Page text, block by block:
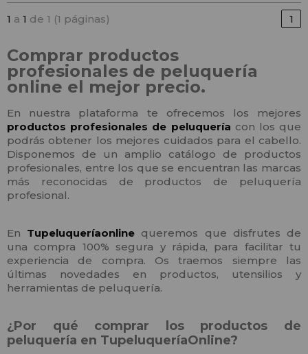
1 a 1 de 1 (1 páginas) 1
Comprar productos
profesionales de peluquería
online el mejor precio.
En nuestra plataforma te ofrecemos los mejores
productos profesionales de peluquería con los que
podrás obtener los mejores cuidados para el cabello.
Disponemos de un amplio catálogo de productos
profesionales, entre los que se encuentran las marcas
más reconocidas de productos de peluquería
profesional.
En Tupeluqueríaonline queremos que disfrutes de
una compra 100% segura y rápida, para facilitar tu
experiencia de compra. Os traemos siempre las
últimas novedades en productos, utensilios y
herramientas de peluquería.
¿Por qué comprar los productos de
peluquería en TupeluqueríaOnline?